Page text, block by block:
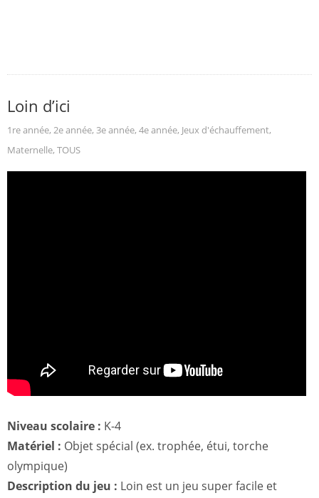
Loin d’ici
1re année, 2e année, 3e année, 4e année, Jeux d'échauffement,
Maternelle, TOUS
Niveau scolaire : K-4
Matériel : Objet spécial (ex. trophée, étui, torche
olympique)
Description du jeu : Loin est un jeu super facile et